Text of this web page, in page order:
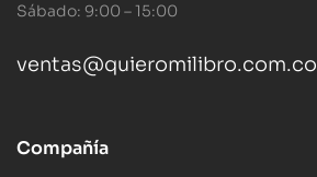
Sábado: 9:00 – 15:00
ventas@quieromilibro.com.co
Compañía